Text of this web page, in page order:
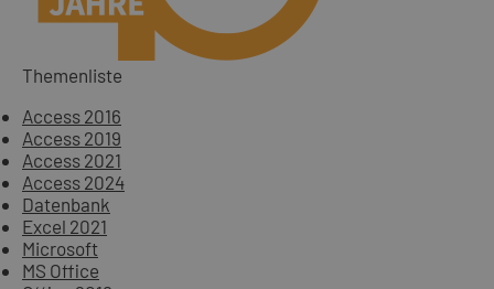
Themenliste
Access 2016
Access 2019
Access 2021
Access 2024
Datenbank
Excel 2021
Microsoft
MS Office